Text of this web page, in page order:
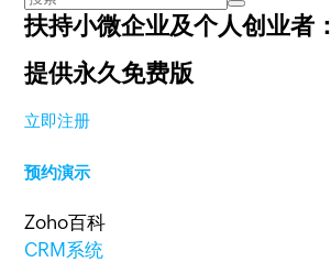
扶持小微企业及个人创业者：
提供永久免费版
立即注册
预约演示
Zoho百科
CRM系统